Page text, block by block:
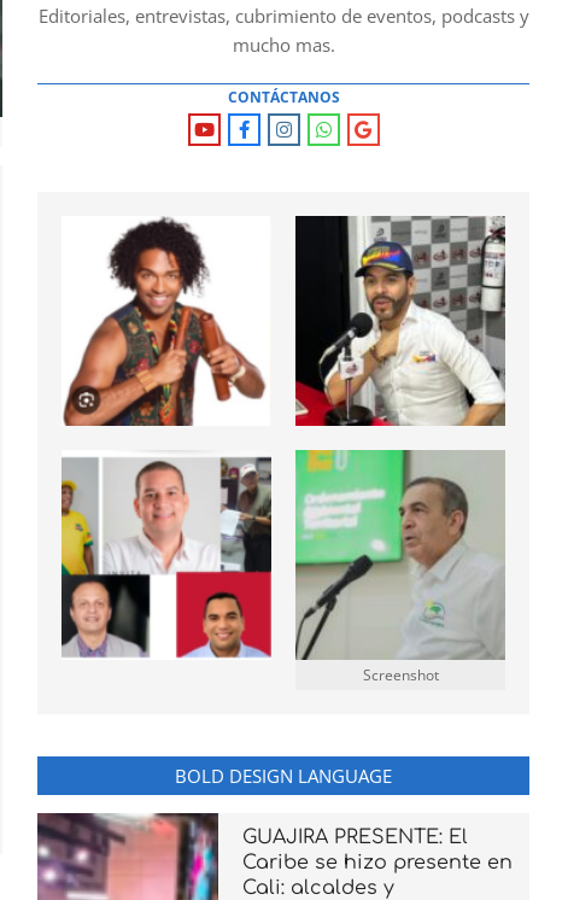
Editoriales, entrevistas, cubrimiento de eventos, podcasts y
mucho mas.
CONTÁCTANOS
Screenshot
BOLD DESIGN LANGUAGE
GUAJIRA PRESENTE: El
Caribe se hizo presente en
Cali: alcaldes y